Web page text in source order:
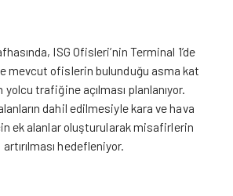
ISG Ofisleri’nin Terminal 1’de
mevcut ofislerin bulunduğu asma kat
yolcu trafiğine açılması planlanıyor.
dahil edilmesiyle kara ve hava
ek alanlar oluşturularak misafirlerin
hedefleniyor.